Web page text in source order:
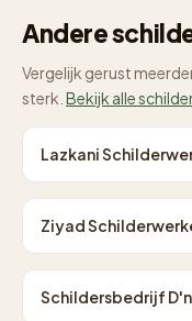
Andere
Vergelijk gerust
sterk. Bekijk alle
Lazkani
Ziyad
Schildersbedrijf